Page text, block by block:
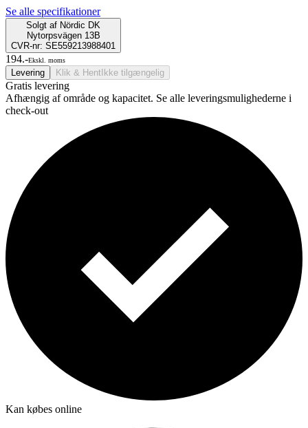
Se alle specifikationer
Solgt af Nördic DK
Nytorpsvägen 13B
CVR-nr: SE559213988401
194.-Ekskl. moms
Levering Klik & Hent Ikke tilgængelig
Gratis levering
Afhængig af område og kapacitet. Se alle leveringsmulighederne i
check-out
Kan købes online